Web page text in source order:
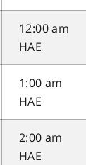
12:00 am
HAE
1:00 am
HAE
2:00 am
HAE